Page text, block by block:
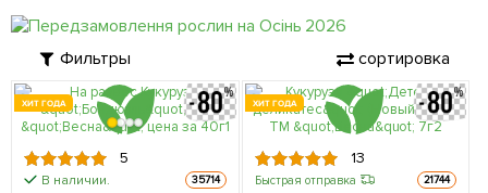
Фильтры сортировка
ХИТ ГОДА
5
В наличии. 35714
ХИТ ГОДА
13
Быстрая отправка 21744